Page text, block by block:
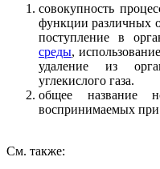
совокупность
функции различных
поступление в
среды,
удаление из
углекислого газа.
общее название
воспринимаемых при
См. также: